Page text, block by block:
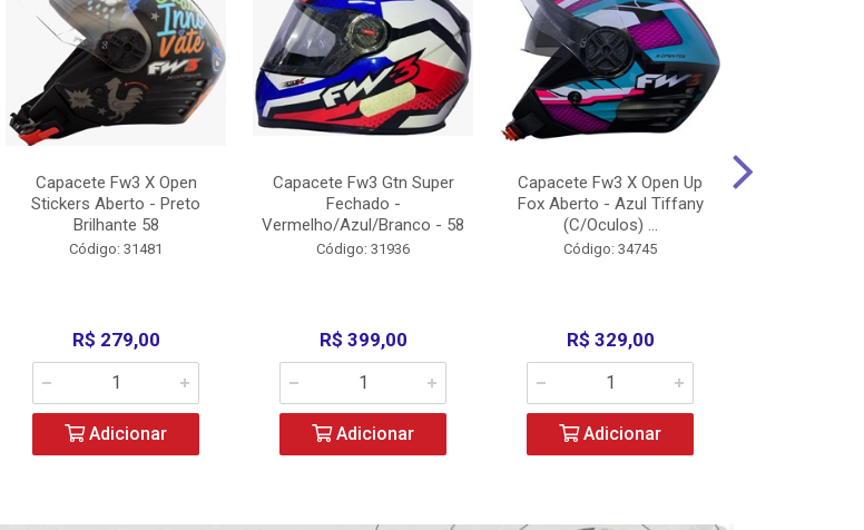
Capacete Fw3 X Open
Stickers Aberto - Preto
Brilhante 58
Código: 31481
R$ 279,00
Adicionar
Capacete Fw3 Gtn Super
Fechado -
Vermelho/Azul/Branco - 58
Código: 31936
R$ 399,00
Adicionar
Capacete Fw3 X Open Up
Fox Aberto - Azul Tiffany
(C/Oculos) ...
Código: 34745
R$ 329,00
Adicionar